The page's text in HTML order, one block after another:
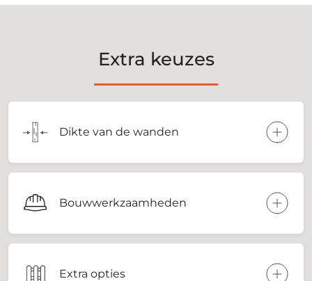
Extra keuzes
Dikte van de wanden
Bouwwerkzaamheden
Extra opties